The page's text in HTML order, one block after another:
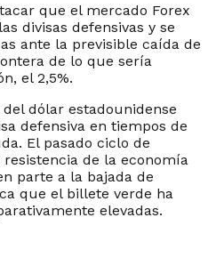
que el mercado Forex
divisas defensivas y se
ante la previsible caída de
de lo que sería
el 2,5%.
dólar estadounidense
defensiva en tiempos de
El pasado ciclo de
de la economía
parte a la bajada de
que el billete verde ha
elevadas.